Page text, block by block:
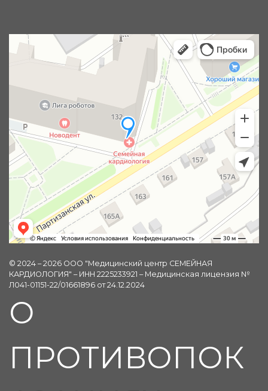
© 2024 – 2026 ООО "Медицинский центр СЕМЕЙНАЯ
КАРДИОЛОГИЯ" – ИНН 2225233921 – Медицинская лицензия №
Л041-01151-22/01661896 от 24.12.2024
О
ПРОТИВОПОК